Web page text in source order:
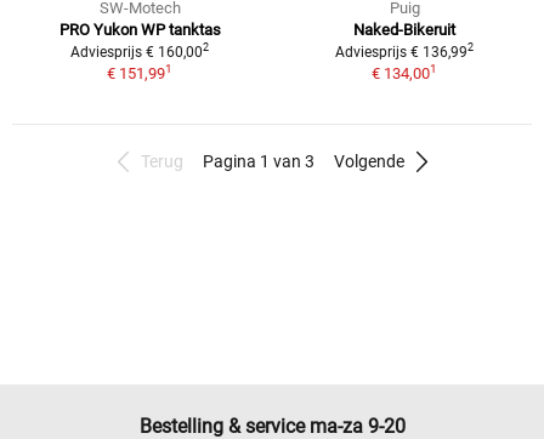
SW-Motech
PRO Yukon WP tanktas
Adviesprijs € 160,002
€ 151,991
Puig
Naked-Bikeruit
Adviesprijs € 136,992
€ 134,001
Terug Pagina 1 van 3 Volgende
Bestelling & service ma-za 9-20